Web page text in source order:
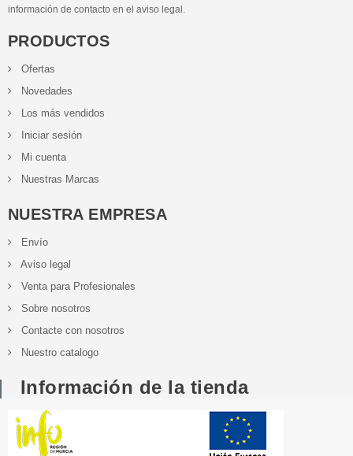
información de contacto en el aviso legal.
PRODUCTOS
Ofertas
Novedades
Los más vendidos
Iniciar sesión
Mi cuenta
Nuestras Marcas
NUESTRA EMPRESA
Envío
Aviso legal
Venta para Profesionales
Sobre nosotros
Contacte con nosotros
Nuestro catalogo
Información de la tienda